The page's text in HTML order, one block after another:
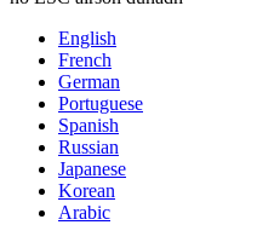
English
French
German
Portuguese
Spanish
Russian
Japanese
Korean
Arabic